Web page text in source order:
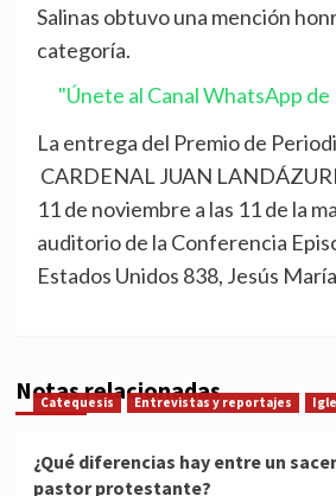
Salinas obtuvo una mención
categoría.
"Únete al Canal WhatsApp
La entrega del Premio de
CARDENAL JUAN
11 de noviembre a las 11 de la
auditorio de la Conferencia
Estados Unidos 838, Jesús
Notas relacionadas
Catequesis Entrevistas y reportajes
¿Qué diferencias hay entre un
pastor protestante?